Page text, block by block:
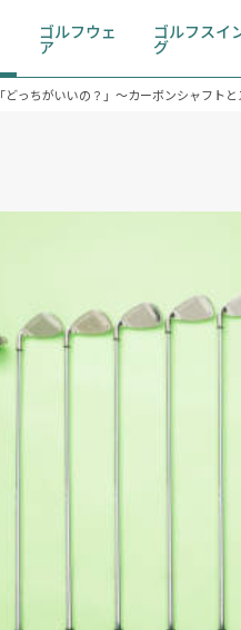
ゴルフウェ
ア
ゴルフスイ
グ
「どっちがいいの？」～カーボンシャフト